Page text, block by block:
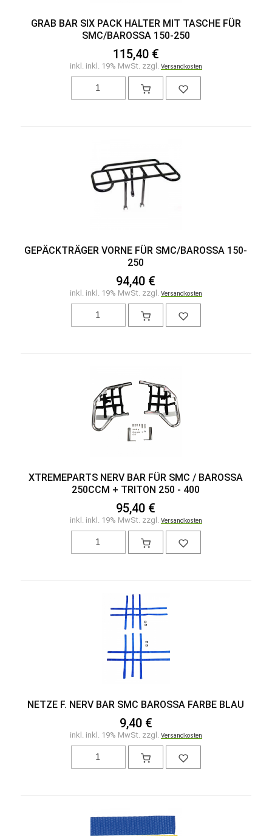
GRAB BAR SIX PACK HALTER MIT TASCHE FÜR
SMC/BAROSSA 150-250
115,40 €
inkl. inkl. 19% MwSt. zzgl. Versandkosten
GEPÄCKTRÄGER VORNE FÜR SMC/BAROSSA 150-
250
94,40 €
inkl. inkl. 19% MwSt. zzgl. Versandkosten
XTREMEPARTS NERV BAR FÜR SMC / BAROSSA
250CCM + TRITON 250 - 400
95,40 €
inkl. inkl. 19% MwSt. zzgl. Versandkosten
NETZE F. NERV BAR SMC BAROSSA FARBE BLAU
9,40 €
inkl. inkl. 19% MwSt. zzgl. Versandkosten